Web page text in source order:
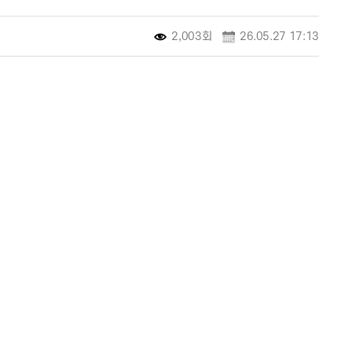
2,003회 26.05.27 17:13